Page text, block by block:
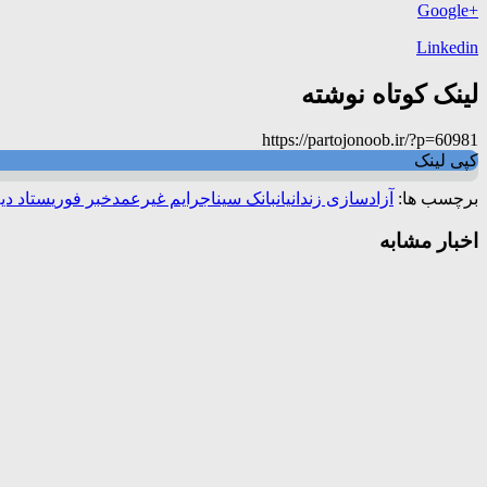
+Google
Linkedin
لینک کوتاه نوشته
https://partojonoob.ir/?p=60981
کپی لینک
برچسب ها: آزادسازی زندانیانبانک سیناجرایم غیرعمدخبر فوریستاد
اخبار مشابه